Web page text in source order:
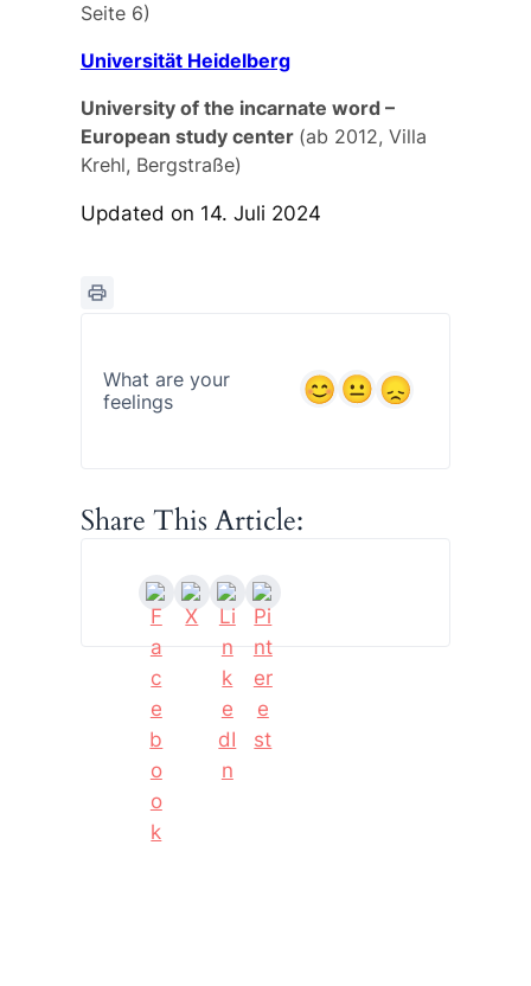
Seite 6)
Universität Heidelberg
University of the incarnate word –
European study center (ab 2012, Villa
Krehl, Bergstraße)
Updated on 14. Juli 2024
What are your
feelings
Share This Article: